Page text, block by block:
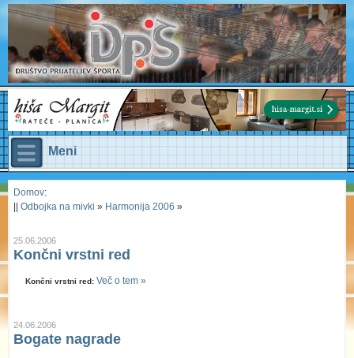
Meni
Domov:
Odbojka na mivki » Harmonija 2006 »
25.06.2006
Končni vrstni red
Končni vrstni red: Več o tem »
24.06.2006
Bogate nagrade